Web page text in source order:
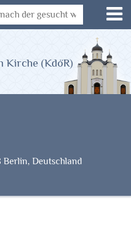
Berlin, Deutschland
Kirche (KdöR)